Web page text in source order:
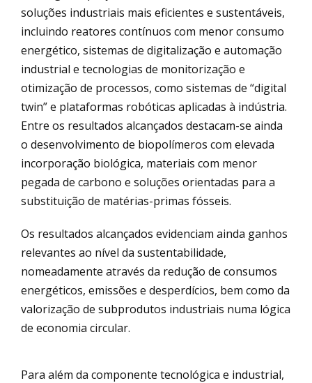
soluções industriais mais eficientes e sustentáveis,
incluindo reatores contínuos com menor consumo
energético, sistemas de digitalização e automação
industrial e tecnologias de monitorização e
otimização de processos, como sistemas de “digital
twin” e plataformas robóticas aplicadas à indústria.
Entre os resultados alcançados destacam-se ainda
o desenvolvimento de biopolímeros com elevada
incorporação biológica, materiais com menor
pegada de carbono e soluções orientadas para a
substituição de matérias-primas fósseis.
Os resultados alcançados evidenciam ainda ganhos
relevantes ao nível da sustentabilidade,
nomeadamente através da redução de consumos
energéticos, emissões e desperdícios, bem como da
valorização de subprodutos industriais numa lógica
de economia circular.
Para além da componente tecnológica e industrial,